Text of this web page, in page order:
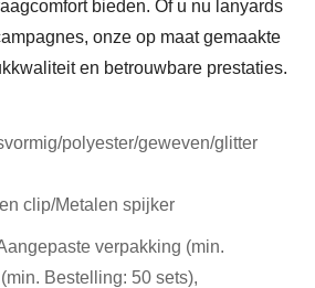
bieden. Of u nu lanyards
onze op maat gemaakte
en betrouwbare prestaties.
polyester/geweven/glitter
clip/Metalen spijker
verpakking (min.
Bestelling: 50 sets),